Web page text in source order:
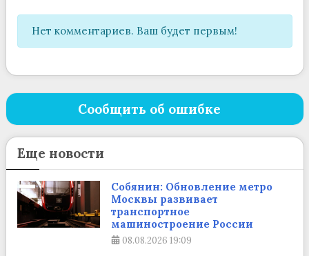
Нет комментариев. Ваш будет первым!
Сообщить об ошибке
Еще новости
Собянин: Обновление метро
Москвы развивает
транспортное
машиностроение России
08.08.2026 19:09